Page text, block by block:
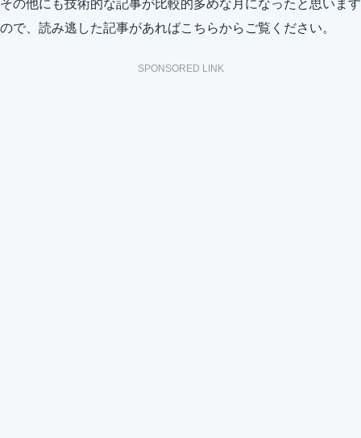
その他にも技術的な記事が比較的多めな月になったと思います
ので、読み逃した記事があればこちらからご覧ください。
SPONSORED LINK